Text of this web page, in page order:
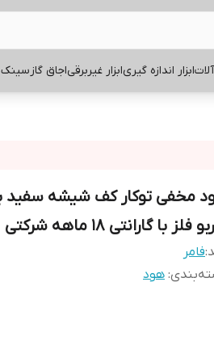
ابزار اندازه گیریابزار غیربرقیاجاق گاز
مخفی توکار کف شیشه سفید
فلز با گارانتی 18 ماهه شرکتی
فامر
: هود